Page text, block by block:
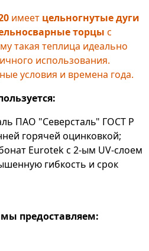
имеет цельногнутые дуги
торцы с
такая теплица идеально
использования.
условия и времена года.
ПАО "Северсталь" ГОСТ Р
горячей оцинковкой;
Eurotek с 2-ым UV-слоем
гибкость и срок
предоставляем: